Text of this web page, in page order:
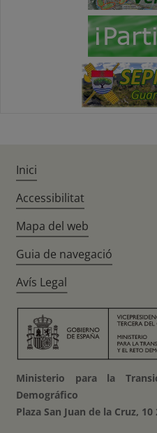
Inici
Accessibilitat
Mapa del web
Guia de navegació
Avís Legal
Ministerio para la
Demográfico
Plaza San Juan de la Cruz,